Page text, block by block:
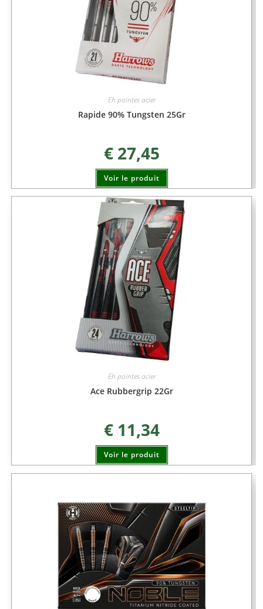
Eh pointes acier
Rapide 90% Tungsten 25Gr
€27,45
Voir le produit
Eh pointes acier
Ace Rubbergrip 22Gr
€11,34
Voir le produit